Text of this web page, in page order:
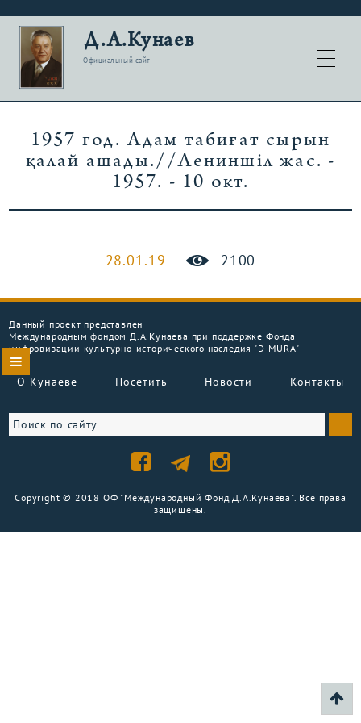
Д.А.Кунаев
Официальный сайт
1957 год. Адам табиғат сырын
қалай ашады.//Лениншіл жас. -
1957. - 10 окт.
28.01.19 2100
Данный проект представлен
Международным фондом Д.А.Кунаева при поддержке Фонда
цифровизации культурно-исторического наследия "D-MURA"
О Кунаеве Посетить Новости Контакты
Copyright © 2018 ОФ "Международный Фонд Д.А.Кунаева". Все права
защищены.